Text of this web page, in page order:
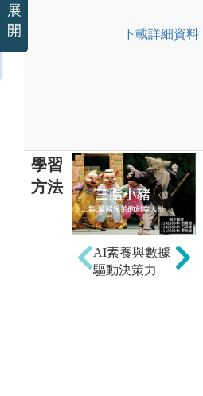
下載詳細資料
學習
方法
AI素養與數據
驅動決策力
展
開